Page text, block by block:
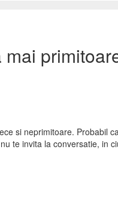
si neprimitoare. Probabil
te invita la conversatie, in